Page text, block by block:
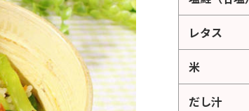
レタス
米
だし汁